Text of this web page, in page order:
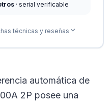
· serial verificable
técnicas y reseñas
automática de
2P posee una